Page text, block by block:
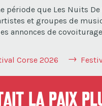
période que Les Nuits
et groupes de
annonces de
Corse 2026
la paix